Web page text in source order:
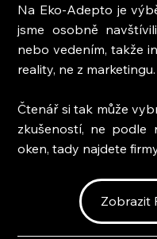
Na Eko-Adepto je
jsme osobně
nebo vedením, takže
reality, ne z marketingu.
Čtenář si tak může
zkušeností, ne podle
oken, tady najdete
Zobrazit